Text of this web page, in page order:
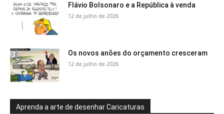
Flávio Bolsonaro e a República à venda
12 de julho de 2026
Os novos anões do orçamento cresceram
12 de julho de 2026
Aprenda a arte de desenhar Caricaturas